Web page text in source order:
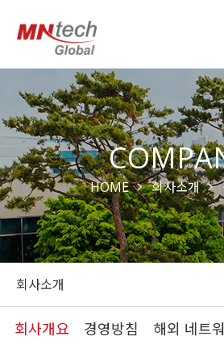
HOME 회사소개
회사소개
회사개요 경영방침 해외 네트